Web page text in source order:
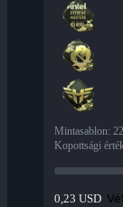
Mintasablon:
Kopottsági
0,23 USD